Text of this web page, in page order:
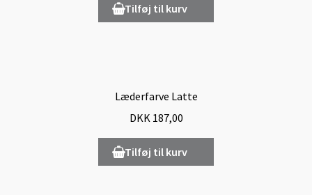
Tilføj til kurv
Læderfarve Latte
DKK 187,00
Tilføj til kurv